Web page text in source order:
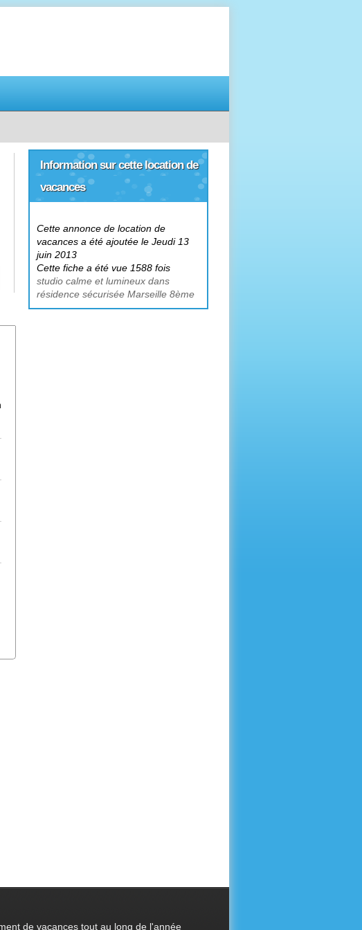
pour louer votre
Information sur cette location de
vacances
Cette annonce de location de
vacances a été ajoutée le Jeudi 13
juin 2013
Cette fiche a été vue 1588 fois
studio calme et lumineux dans
résidence sécurisée Marseille 8ème
de vacances tout au long de l'année